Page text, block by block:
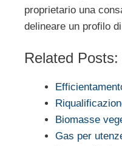
proprietario una
delineare un profilo
Related Posts:
Biomasse
Gas per